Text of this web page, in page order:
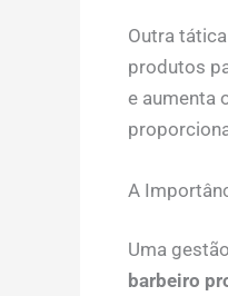
Outra
produtos
e aumenta
A
Uma
barbeiro